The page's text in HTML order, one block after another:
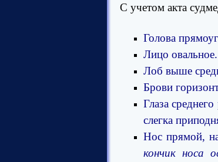
С учетом акта
Голова
Лицо овальное.
Лоб выше
Брови
Глаза
слегка
Нос прямой,
кончик носа